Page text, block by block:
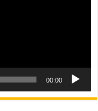
00:00